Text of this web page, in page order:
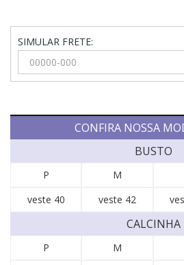
SIMULAR FRETE:
CONFIRA NOSSA
BUSTO
P M
veste 40
veste 42
CALCINHA
P M